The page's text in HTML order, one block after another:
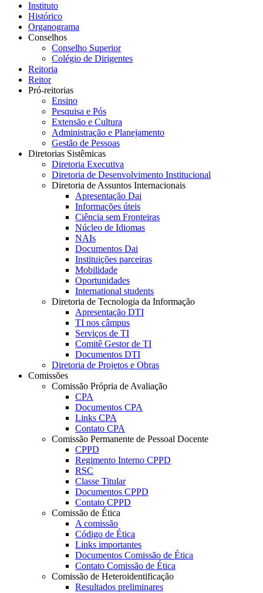
Instituto
Histórico
Organograma
Conselhos
Conselho Superior
Colégio de Dirigentes
Reitoria
Reitor
Pró-reitorias
Ensino
Pesquisa e Pós
Extensão e Cultura
Administração e Planejamento
Gestão de Pessoas
Diretorias Sistêmicas
Diretoria Executiva
Diretoria de Desenvolvimento Institucional
Diretoria de Assuntos Internacionais
Apresentação Dai
Informações úteis
Ciência sem Fronteiras
Núcleo de Idiomas
NAIs
Documentos Dai
Instituições parceiras
Mobilidade
Oportunidades
International students
Diretoria de Tecnologia da Informação
Apresentação DTI
TI nos câmpus
Serviços de TI
Comitê Gestor de TI
Documentos DTI
Diretoria de Projetos e Obras
Comissões
Comissão Própria de Avaliação
CPA
Documentos CPA
Links CPA
Contato CPA
Comissão Permanente de Pessoal Docente
CPPD
Regimento Interno CPPD
RSC
Classe Titular
Documentos CPPD
Contato CPPD
Comissão de Ética
A comissão
Código de Ética
Links importantes
Documentos Comissão de Ética
Contato Comissão de Ética
Comissão de Heteroidentificação
Resultados preliminares